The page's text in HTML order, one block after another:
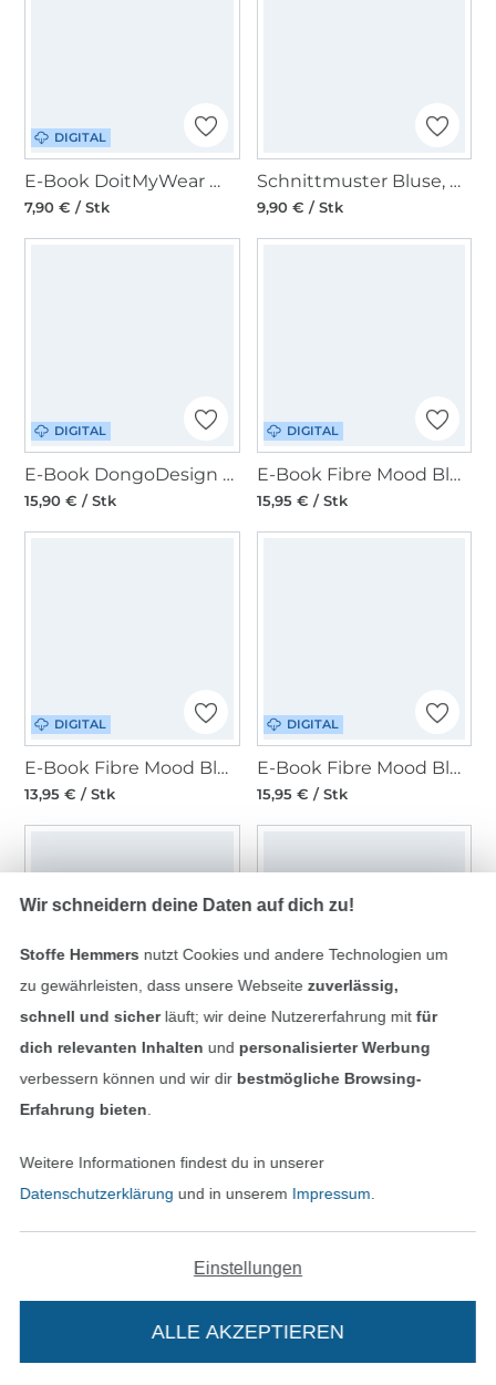
DIGITAL
E-Book DoitMyWear Wickelbluse Bali
7,90 € / Stk
Schnittmuster Bluse, Burda 5709
9,90 € / Stk
DIGITAL
E-Book DongoDesign Damen Longbluse Leyla
15,90 € / Stk
DIGITAL
E-Book Fibre Mood Bluse Lydia
15,95 € / Stk
DIGITAL
E-Book Fibre Mood Bluse Melanie
13,95 € / Stk
DIGITAL
E-Book Fibre Mood Bluse Lena
15,95 € / Stk
DIGITAL
15,95 € / Stk
DIGITAL
15,95 € / Stk
Wir schneidern deine Daten auf dich zu!
Stoffe Hemmers nutzt Cookies und andere Technologien um
zu gewährleisten, dass unsere Webseite zuverlässig,
schnell und sicherläuft; wir deine Nutzererfahrung mitfür
dich relevanten Inhalten und personalisierter Werbung
verbessern können und wir dir bestmögliche Browsing-
Erfahrung bieten
Weitere Informationen findest du in unserer
Datenschutzerklärung und in unserem Impressum
Einstellungen
ALLE AKZEPTIEREN